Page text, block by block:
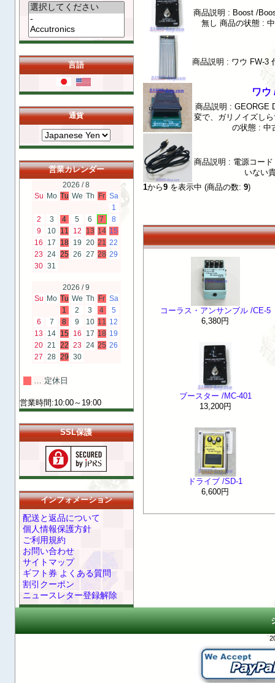
言語
通貨
営業カレンダー
2026 / 8
Su Mo Tu We Th Fr Sa
1
2
3 4 5 6 7
8
9
10 11 12 13 14 15
16
17 18 19 20 21 22
23 24 25 26 27 28 29
30 31
2026 / 9
Su Mo Tu We Th Fr Sa
1
2 3 4
5
6
7 8 9 10 11 12
13
14 15 16 17 18 19
20 21 22 23 24 25 26
27 28 29 30
… 定休日
営業時間:10:00～19:00
SSL保護
インフォメーション
配送と返品について
個人情報保護方針
ご利用規約
お問い合わせ
サイトマップ
ギフト券 よくある質問
割引クーポン
ニュースレター登録解除
商品説明 : Boost /
無し 商品の状態 :
商品説明 : ワウ FW-3
ワウ
商品説明 : GEORGE
変で、ガリノイズし
の状態 : 中
商品説明 : 電源コー
いない
1から9を表示中 (商品の数: 9)
コーラス・アンサンブル /CE-5
6,380円
ブースター /MC-401
13,200円
ドライブ /SD-1
6,600円